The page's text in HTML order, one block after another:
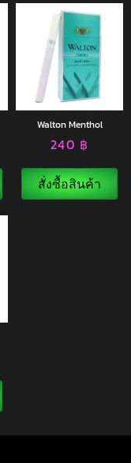
Walton Menthol
240 ฿
สั่งซื้อสินค้า